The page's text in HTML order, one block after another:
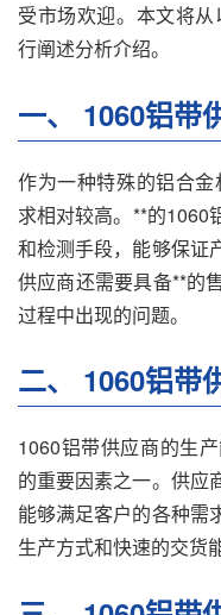
受市场欢迎。本文将
行阐述分析介绍。
一、 1060铝带
作为一种特殊的铝合
求相对较高。**的1060
和检测手段，能够保证
供应商还需要具备**的
过程中出现的问题。
二、 1060铝带
1060铝带供应商的生
的重要因素之一。供应
能够满足客户的各种需
生产方式和快速的交货